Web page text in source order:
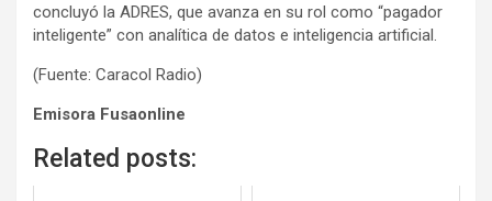
concluyó la ADRES, que avanza en su rol como “pagador
inteligente” con analítica de datos e inteligencia artificial.
(Fuente: Caracol Radio)
Emisora Fusaonline
Related posts: